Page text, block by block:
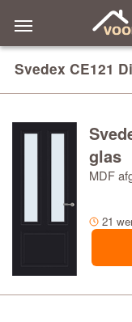
Svedex CE121
glas
MDF
21